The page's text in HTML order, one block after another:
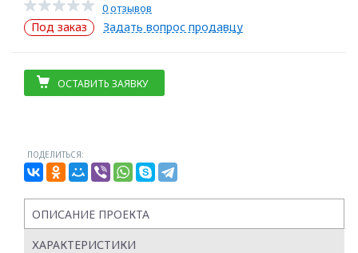
0 отзывов
Под заказ Задать вопрос продавцу
ОСТАВИТЬ ЗАЯВКУ
ПОДЕЛИТЬСЯ:
ОПИСАНИЕ ПРОЕКТА
ХАРАКТЕРИСТИКИ